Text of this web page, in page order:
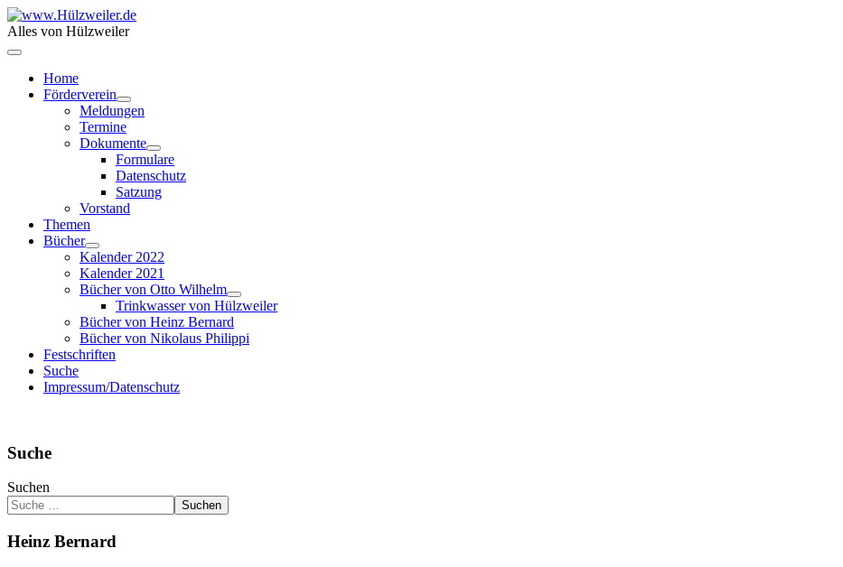
Alles von Hülzweiler
Home
Förderverein
Meldungen
Termine
Dokumente
Formulare
Datenschutz
Satzung
Vorstand
Themen
Bücher
Kalender 2022
Kalender 2021
Bücher von Otto Wilhelm
Trinkwasser von Hülzweiler
Bücher von Heinz Bernard
Bücher von Nikolaus Philippi
Festschriften
Suche
Impressum/Datenschutz
Suche
Suchen
Suchen
Heinz Bernard